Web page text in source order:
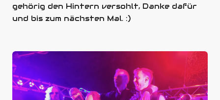
gehörig den Hintern versohlt, Danke dafür
und bis zum nächsten Mal. :)